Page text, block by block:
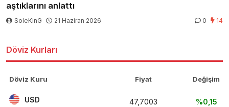
aştıklarını anlattı
SoleKinG 21 Haziran 2026 0 14
Döviz Kurları
Döviz Kuru Fiyat Değişim
USD 47,7003 %0,15